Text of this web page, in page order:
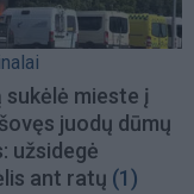
sukėlė mieste į
juodų dūmų
užsidegė
ant ratų (1)